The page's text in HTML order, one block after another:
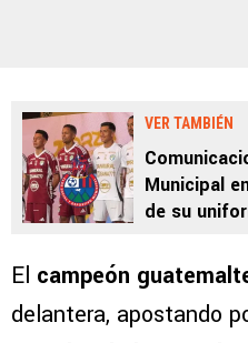
VER TAMBIÉN
Municipal
de su
El campeón
delantera, apostando